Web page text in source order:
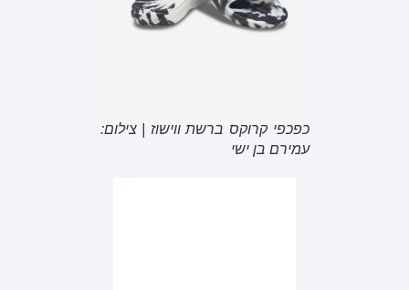
כפכפי קרוקס ברשת ווישוז | צילום:
עמירם בן ישי